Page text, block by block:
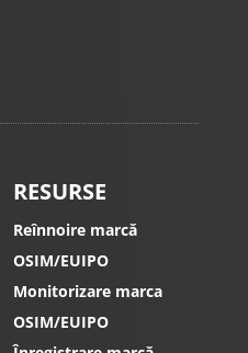
RESURSE
Reînnoire marcă
OSIM/EUIPO
Monitorizare marca
OSIM/EUIPO